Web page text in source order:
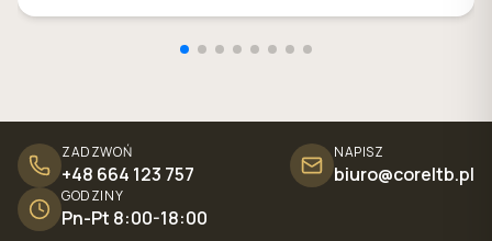
ZADZWOŃ
+48 664 123 757
NAPISZ
biuro@coreltb.pl
GODZINY
Pn-Pt 8:00-18:00